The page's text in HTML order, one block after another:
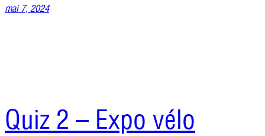
mai 7, 2024
Quiz 2 – Expo vélo